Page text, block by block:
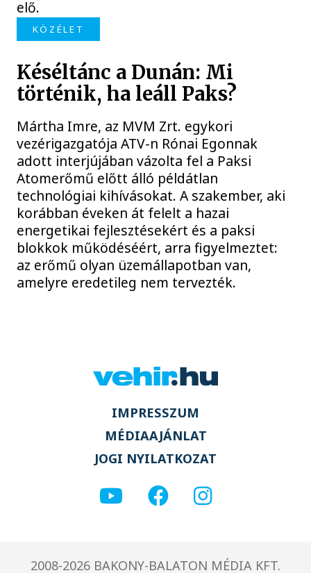
elő.
KÖZÉLET
Késéltánc a Dunán: Mi
történik, ha leáll Paks?
Mártha Imre, az MVM Zrt. egykori
vezérigazgatója ATV-n Rónai Egonnak
adott interjújában vázolta fel a Paksi
Atomerőmű előtt álló példátlan
technológiai kihívásokat. A szakember, aki
korábban éveken át felelt a hazai
energetikai fejlesztésekért és a paksi
blokkok működéséért, arra figyelmeztet:
az erőmű olyan üzemállapotban van,
amelyre eredetileg nem tervezték.
IMPRESSZUM
MÉDIAAJÁNLAT
JOGI NYILATKOZAT
2008-2026 BAKONY-BALATON MÉDIA KFT.